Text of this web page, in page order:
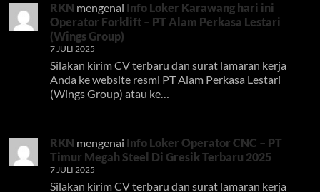
RKN mengenai Info Loker Karawang hari ini
Operator Forklift – PT Alam Perkasa Lestari
(Wings Group)
7 JULI 2025
Silakan kirim CV terbaru dan surat lamaran kerja
Anda ke website resmi PT Alam Perkasa Lestari
(Wings Group) atau ke…
RKN mengenai Info Loker Operator CNC – PT
Timur Megah Steel Di Gresik Terbaru 2025
7 JULI 2025
Silakan kirim CV terbaru dan surat lamaran kerja